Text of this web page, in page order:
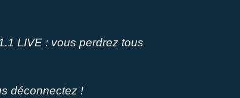
LIVE : vous perdrez tous
déconnectez !